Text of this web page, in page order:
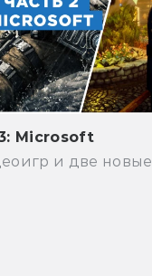
Microsoft
и две новые